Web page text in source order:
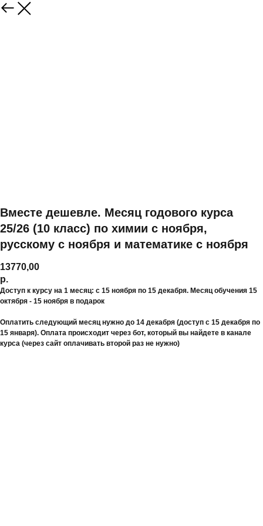
Вместе дешевле. Месяц годового курса
25/26 (10 класс) по химии с ноября,
русскому с ноября и математике с ноября
13770,00
р.
Доступ к курсу на 1 месяц: с 15 ноября по 15 декабря. Месяц обучения 15
октября - 15 ноября в подарок
Оплатить следующий месяц нужно до 14 декабря (доступ с 15 декабря по
15 января). Оплата происходит через бот, который вы найдете в канале
курса (через сайт оплачивать второй раз не нужно)